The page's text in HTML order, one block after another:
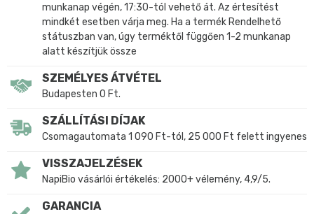
munkanap végén, 17:30-tól vehető át. Az értesítést
mindkét esetben várja meg. Ha a termék Rendelhető
státuszban van, úgy terméktől függően 1-2 munkanap
alatt készítjük össze
SZEMÉLYES ÁTVÉTEL
Budapesten 0 Ft.
SZÁLLÍTÁSI DÍJAK
Csomagautomata 1 090 Ft-tól, 25 000 Ft felett ingyenes
VISSZAJELZÉSEK
NapiBio vásárlói értékelés: 2000+ vélemény, 4,9/5.
GARANCIA